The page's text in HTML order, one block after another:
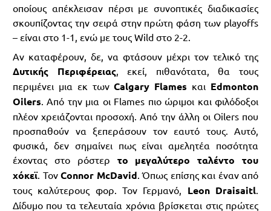
οποίους απέκλεισαν πέρσι με συνοπτικές διαδικασίες
σκουπίζοντας την σειρά στην πρώτη φάση των playoffs
– είναι στο 1-1, ενώ με τους Wild στο 2-2.
Αν καταφέρουν, δε, να φτάσουν μέχρι τον τελικό της
Δυτικής Περιφέρειας, εκεί, πιθανότατα, θα τους
περιμένει μια εκ τωνCalgary Flames και Edmonton
Oilers. Από την μια οι Flames πιο ώριμοι και φιλόδοξοι
πλέον χρειάζονται προσοχή. Από την άλλη οι Oilers που
προσπαθούν να ξεπεράσουν τον εαυτό τους. Αυτό,
φυσικά, δεν σημαίνει πως είναι αμελητέα ποσότητα
έχοντας στο ρόστερ το μεγαλύτερο ταλέντο του
χόκεϊ. Τον Connor McDavid. Όπως επίσης και έναν από
τους καλύτερους φορ. Τον Γερμανό, Leon Draisaitl.
Δίδυμο που τα τελευταία χρόνια βρίσκεται στις πρώτες